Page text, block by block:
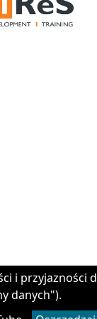
i przyjazności
danych").